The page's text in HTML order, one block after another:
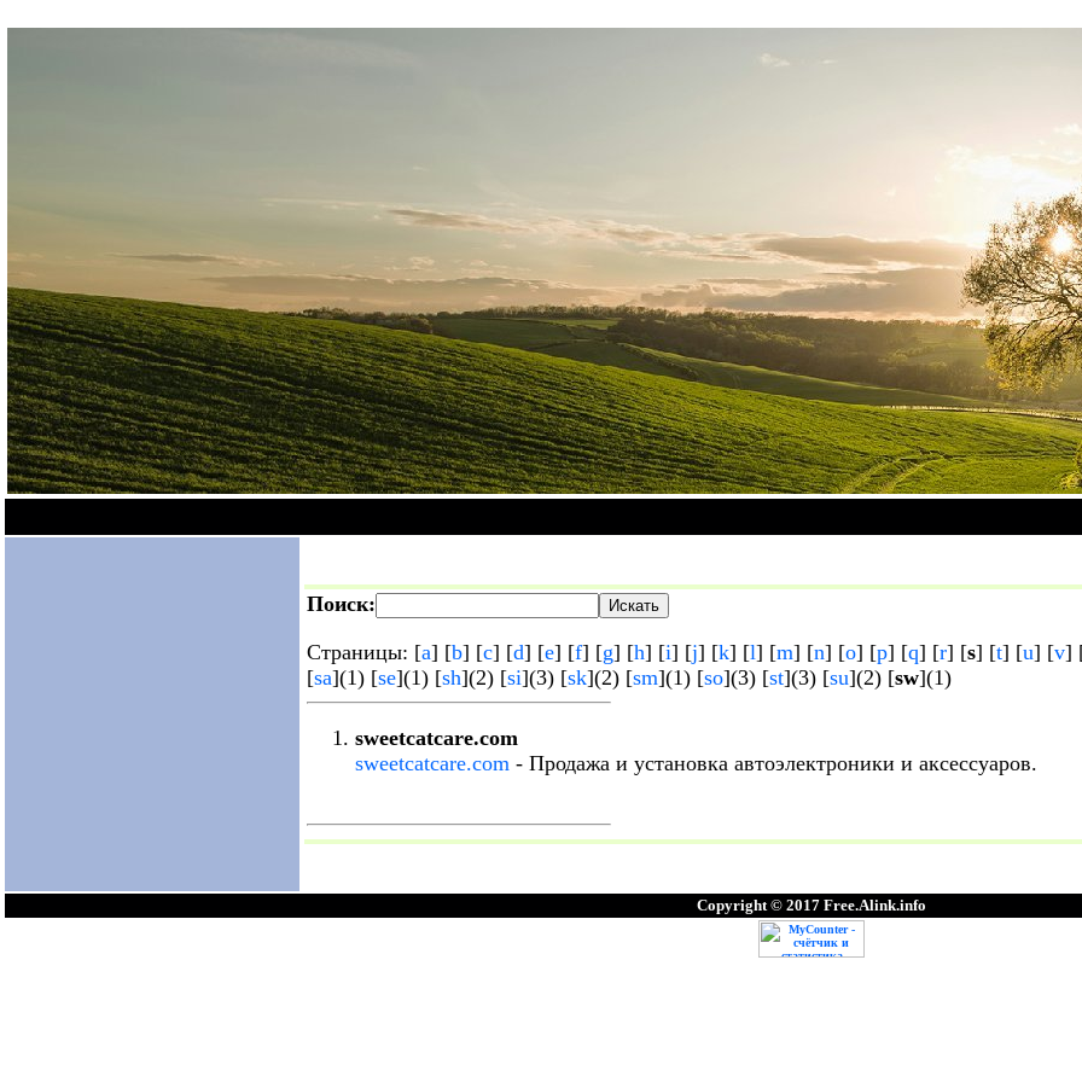
Поиск:
Страницы: [a] [b] [c] [d] [e] [f] [g] [h] [i] [j] [k] [l] [m] [n] [o] [p] [q] [r] [s] [t] [u] [v]
[sa](1) [se](1) [sh](2) [si](3) [sk](2) [sm](1) [so](3) [st](3) [su](2) [sw](1)
sweetcatcare.com
sweetcatcare.com - Продажа и установка автоэлектроники и аксессуаров.
Copyright © 2017 Free.Alink.info